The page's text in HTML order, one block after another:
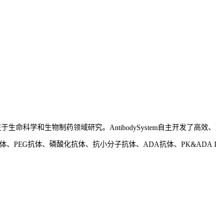
生命科学和生物制药领域研究。AntibodySystem自主开发了高
PEG抗体、磷酸化抗体、抗小分子抗体、ADA抗体、PK&ADA